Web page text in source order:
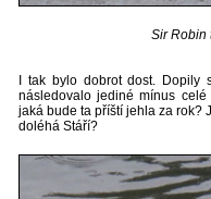
Sir Robin
I tak bylo dobrot dost. Dopily
následovalo jediné mínus
jaká bude ta příští jehla za rok?
doléhá Stáří?